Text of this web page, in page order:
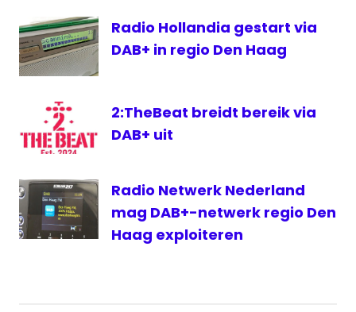
verslaggeving
VRT
Radio Hollandia gestart via
DAB+ in regio Den Haag
2:TheBeat breidt bereik via
DAB+ uit
Radio Netwerk Nederland
mag DAB+-netwerk regio Den
Haag exploiteren